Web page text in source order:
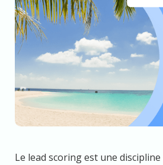
Le lead scoring est une